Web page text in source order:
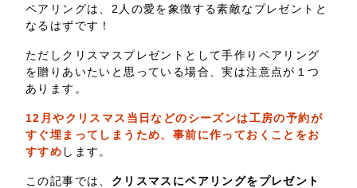
ペアリングは、2人の愛を象徴する素敵なプレゼントと
なるはずです！
ただしクリスマスプレゼントとして手作りペアリング
を贈りあいたいと思っている場合、実は注意点が１つ
あります。
12月やクリスマス当日などのシーズンは工房の予約が
すぐ埋まってしまうため、事前に作っておくことをお
すすめ します。
この記事では、 クリスマスにペアリングをプレゼント